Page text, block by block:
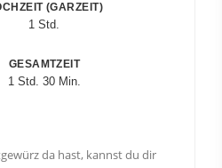
(GARZEIT)
1 Std.
GESAMTZEIT
1 Std. 30 Min.
da hast, kannst du dir